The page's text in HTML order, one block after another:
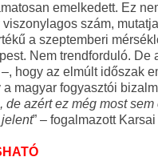
emelkedett. Ez
viszonylagos szám,
a szeptemberi
Nem trendforduló. De
hogy az elmúlt időszak
magyar fogyasztói
de azért ez még most
” – fogalmazott Karsai